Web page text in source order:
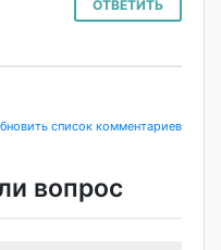
ОТВЕТИТЬ
список комментариев
вопрос